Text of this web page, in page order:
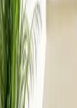
auf die
mit
Wasser und
Wellnessbereich zu